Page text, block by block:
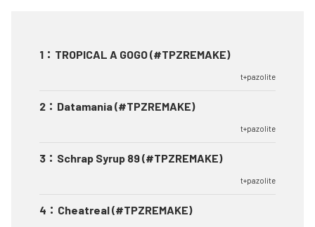
1 ： TROPICAL A GOGO (#TPZREMAKE)
t+pazolite
2 ： Datamania (#TPZREMAKE)
t+pazolite
3 ： Schrap Syrup 89 (#TPZREMAKE)
t+pazolite
4 ： Cheatreal (#TPZREMAKE)